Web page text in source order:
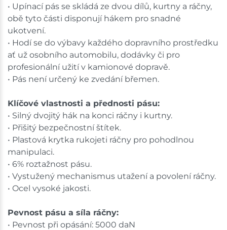
Ceny na prodejnách se mohou lišit od cen na e-
shopu.
• Upínací pás se skládá ze dvou dílů, kurtny a ráčny,
obě tyto části disponují hákem pro snadné
ukotvení.
• Hodí se do výbavy každého dopravního prostředku
ať už osobního automobilu, dodávky či pro
profesionální užití v kamionové dopravě.
• Pás není určený ke zvedání břemen.
Klíčové vlastnosti a přednosti pásu:
• Silný dvojitý hák na konci ráčny i kurtny.
• Přišitý bezpečnostní štítek.
• Plastová krytka rukojeti ráčny pro pohodlnou
manipulaci.
• 6% roztažnost pásu.
• Vystužený mechanismus utažení a povolení ráčny.
• Ocel vysoké jakosti.
Pevnost pásu a síla ráčny:
• Pevnost při opásání: 5000 daN